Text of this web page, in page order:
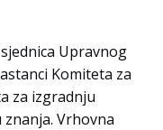
Upravnog
Komiteta za
za izgradnju
Vrhovna